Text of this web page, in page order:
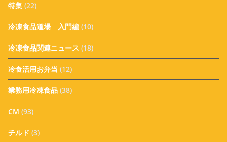
特集 (22)
冷凍食品道場 入門編 (10)
冷凍食品関連ニュース (18)
冷食活用お弁当 (12)
業務用冷凍食品 (38)
CM (93)
チルド (3)